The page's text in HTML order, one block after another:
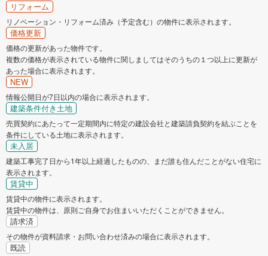
リフォーム
リノベーション・リフォーム済み（予定含む）の物件に表示されます。
価格更新
価格の更新があった物件です。
複数の価格が表示されている物件に関しましてはそのうちの１つ以上に更新が
あった場合に表示されます。
NEW
情報公開日が7日以内の場合に表示されます。
建築条件付き土地
売買契約にあたって一定期間内に特定の建設会社と建築請負契約を結ぶことを
条件にしている土地に表示されます。
未入居
建築工事完了日から1年以上経過したものの、まだ誰も住んだことがない住宅に
表示されます。
賃貸中
賃貸中の物件に表示されます。
賃貸中の物件は、原則ご自身でお住まいいただくことができません。
請求済
その物件が資料請求・お問い合わせ済みの場合に表示されます。
既読